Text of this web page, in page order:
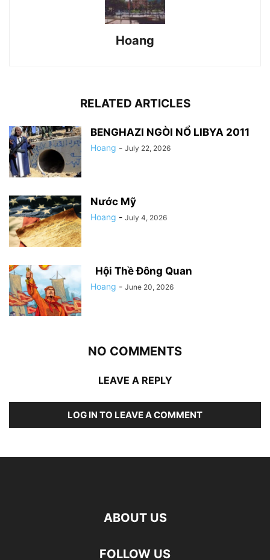
Hoang
RELATED ARTICLES
BENGHAZI NGÒI NỔ LIBYA 2011
Hoang - July 22, 2026
Nước Mỹ
Hoang - July 4, 2026
Hội Thề Đông Quan
Hoang - June 20, 2026
NO COMMENTS
LEAVE A REPLY
LOG IN TO LEAVE A COMMENT
ABOUT US
FOLLOW US